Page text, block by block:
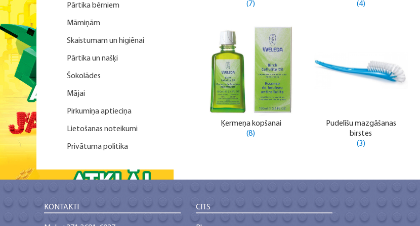
Pārtika bērniem
Māmiņām
Skaistumam un higiēnai
Pārtika un našķi
Šokolādes
Mājai
Pirkumiņa aptieciņa
Lietošanas noteikumi
Privātuma politika
(7)
(4)
Ķermeņa kopšanai
(8)
Pudelīšu mazgāšanas
birstes
(3)
KONTAKTI CITS